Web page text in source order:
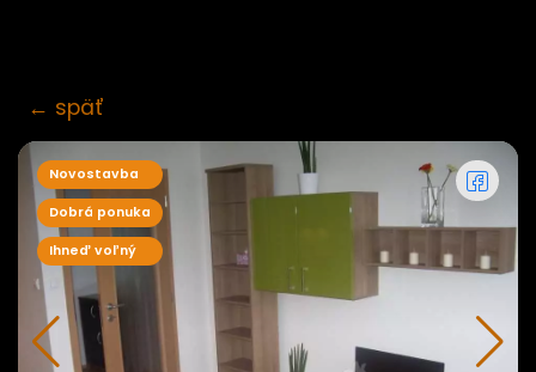
← späť
Novostavba
Dobrá ponuka
Ihneď voľný